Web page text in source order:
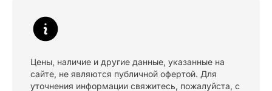
Цены, наличие и другие данные, указанные на
сайте, не являются публичной офертой. Для
уточнения информации свяжитесь, пожалуйста, с